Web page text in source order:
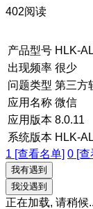
402阅读
产品型号 HLK-
出现频率 很少
问题类型 第三方
应用名称 微信
应用版本 8.0.11
系统版本 HLK-
1 [查看名单] 0 [查
我有遇到
我没遇到
正在加载, 请稍候